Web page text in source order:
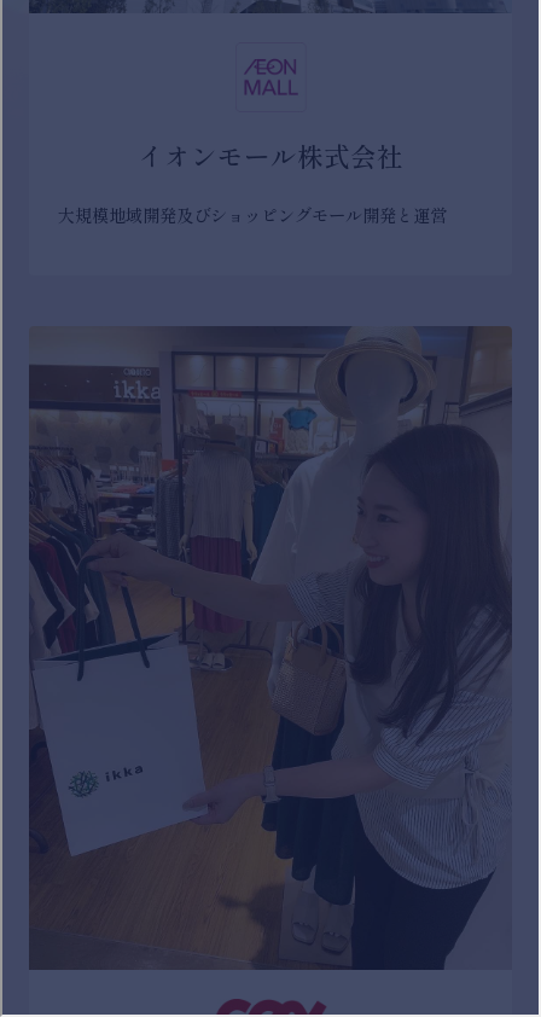
イオンモール株式会社
大規模地域開発及びショッピングモール開発と運営